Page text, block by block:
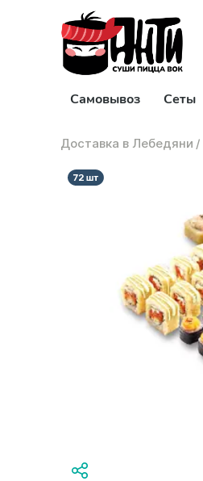
Самовывоз Сеты
Доставка в Лебедяни /